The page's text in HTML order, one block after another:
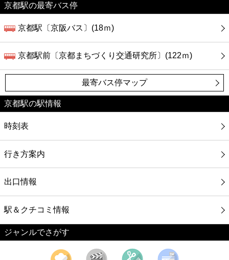
京都駅の最寄バス停
京都駅〔京阪バス〕(18ｍ)
京都駅前〔京都まちづくり交通研究所〕(122ｍ)
最寄バス停マップ
京都駅の駅情報
時刻表
行き方案内
出口情報
駅＆クチコミ情報
ジャンルでさがす